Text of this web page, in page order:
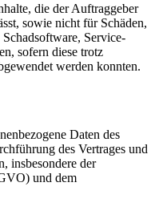
die der Auftraggeber
sowie nicht für Schäden,
Service-
sofern diese trotz
werden konnten.
Daten des
des Vertrages und
insbesondere der
und dem